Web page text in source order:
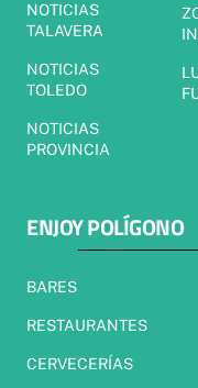
NOTICIAS
TALAVERA
NOTICIAS
TOLEDO
NOTICIAS
PROVINCIA
ENJOY POLÍGONO
BARES
RESTAURANTES
CERVECERÍAS